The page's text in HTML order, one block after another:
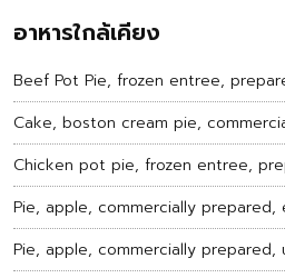
อาหารใกล้เคียง
Beef Pot Pie, frozen entree,
Cake, boston cream pie,
Chicken pot pie, frozen entree,
Pie, apple, commercially prepared,
Pie, apple, commercially prepared,